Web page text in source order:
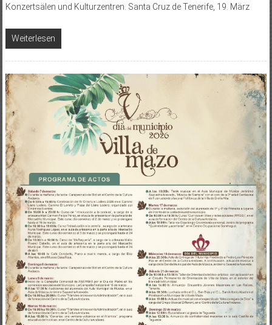
Konzertsälen und Kulturzentren. Santa Cruz de Tenerife, 19. März
Weiterlesen